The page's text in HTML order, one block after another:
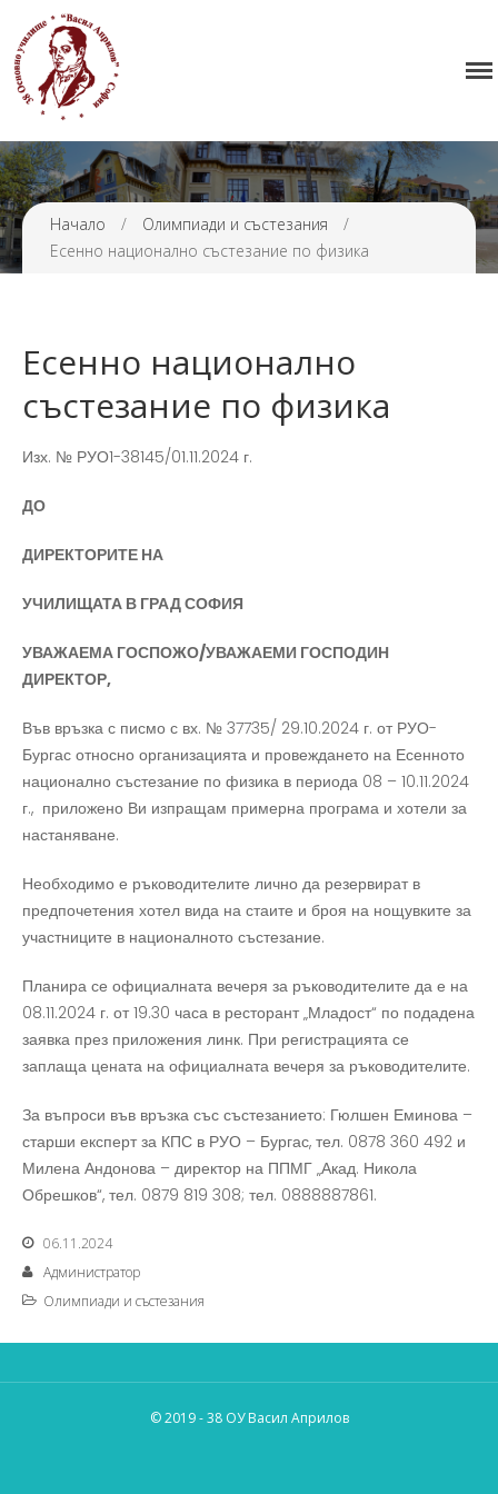
Нормативна уредба
Прием
Проекти и дейности
Седмично разписание
Начало / Олимпиади и състезания
/
Есенно национално състезание по физика
Есенно национално
състезание по физика
Изх. № РУО1-38145/01.11.2024 г.
ДО
ДИРЕКТОРИТЕ НА
УЧИЛИЩАТА В ГРАД СОФИЯ
УВАЖАЕМА ГОСПОЖО/УВАЖАЕМИ ГОСПОДИН
ДИРЕКТОР,
Във връзка с писмо с вх. № 37735/ 29.10.2024 г. от РУО-
Бургас относно организацията и провеждането на Есенното
национално състезание по физика в периода 08 – 10.11.2024
г., приложено Ви изпращам примерна програма и хотели за
настаняване.
Необходимо е ръководителите лично да резервират в
предпочетения хотел вида на стаите и броя на нощувките за
участниците в националното състезание.
Планира се официалната вечеря за ръководителите да е на
08.11.2024 г. от 19.30 часа в ресторант „Младост“ по подадена
заявка през приложения линк. При регистрацията се
заплаща цената на официалната вечеря за ръководителите.
За въпроси във връзка със състезанието: Гюлшен Еминова –
старши експерт за КПС в РУО – Бургас, тел. 0878 360 492 и
Милена Андонова – директор на ППМГ „Акад. Никола
Обрешков“, тел. 0879 819 308; тел. 0888887861.
06.11.2024
Администратор
Олимпиади и състезания
© 2019 - 38 ОУ Васил Априлов